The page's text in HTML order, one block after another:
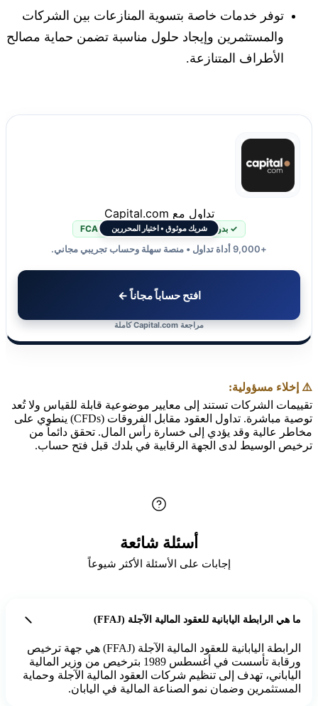
توفر خدمات خاصة بتسوية المنازعات بين الشركات
والمستثمرين وإيجاد حلول مناسبة تضمن حماية مصالح
الأطراف المتنازعة.
شريك موثوق • اختيار المحررين
تداول مع Capital.com
✓ بدون عمولة ✓ منظمة FCA + CySEC
+9,000 أداة تداول • منصة سهلة وحساب تجريبي مجاني.
افتح حساباً مجاناً ←
مراجعة Capital.com كاملة
⚠️ إخلاء مسؤولية:
تقييمات الشركات تستند إلى معايير موضوعية قابلة للقياس ولا تُعد
توصية مباشرة. تداول العقود مقابل الفروقات (CFDs) ينطوي على
مخاطر عالية وقد يؤدي إلى خسارة رأس المال. تحقق دائماً من
ترخيص الوسيط لدى الجهة الرقابية في بلدك قبل فتح حساب.
أسئلة شائعة
إجابات على الأسئلة الأكثر شيوعاً
ما هي الرابطة اليابانية للعقود المالية الآجلة (FFAJ)
الرابطة اليابانية للعقود المالية الآجلة (FFAJ) هي جهة ترخيص
ورقابة تأسست في أغسطس 1989 بترخيص من وزير المالية
الياباني، تهدف إلى تنظيم شركات العقود المالية الآجلة وحماية
المستثمرين وضمان نمو الصناعة المالية في اليابان.